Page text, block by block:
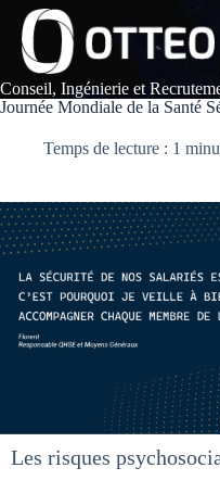
Passer
contenu
Conseil, Ingénierie et
Journée Mondiale de la Santé
Temps de lecture : 1
Les risques